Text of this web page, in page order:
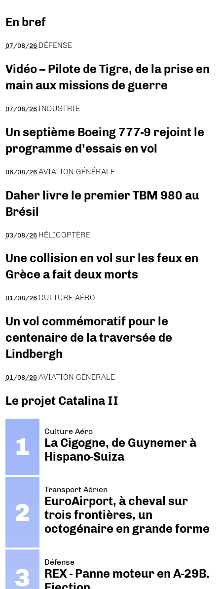
En bref
07/08/26 DÉFENSE
Vidéo – Pilote de Tigre, de la prise en
main aux missions de guerre
07/08/26 INDUSTRIE
Un septième Boeing 777-9 rejoint le
programme d’essais en vol
06/08/26 AVIATION GÉNÉRALE
Daher livre le premier TBM 980 au
Brésil
03/08/26 HÉLICOPTÈRE
Une collision en vol sur les feux en
Grèce a fait deux morts
01/08/26 CULTURE AÉRO
Un vol commémoratif pour le
centenaire de la traversée de
Lindbergh
01/08/26 AVIATION GÉNÉRALE
Le projet Catalina II
Culture Aéro
La Cigogne, de Guynemer à
Hispano-Suiza
Transport Aérien
EuroAirport, à cheval sur
trois frontières, un
octogénaire en grande forme
Défense
REX - Panne moteur en A-29B.